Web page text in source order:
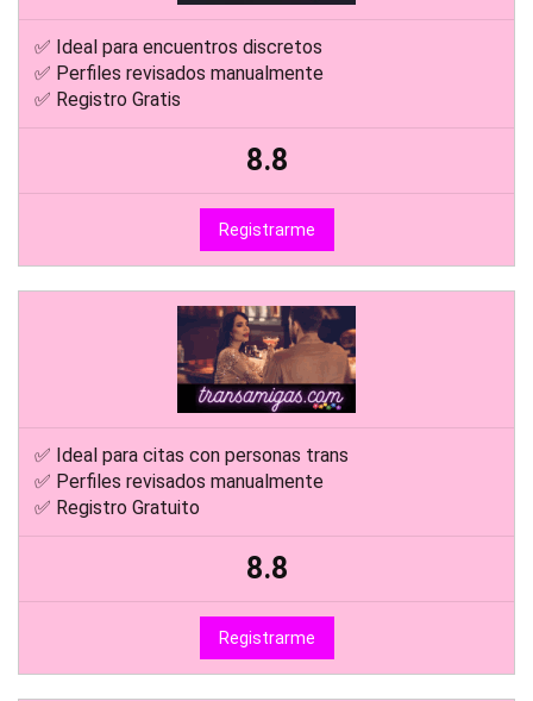
✅ Ideal para encuentros discretos
✅ Perfiles revisados manualmente
✅ Registro Gratis
8.8
Registrarme
✅ Ideal para citas con personas trans
✅ Perfiles revisados manualmente
✅ Registro Gratuito
8.8
Registrarme